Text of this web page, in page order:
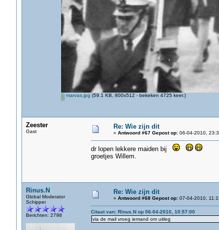
marvas.jpg (59.1 KB, 800x512 - bekeken 4725 keer.)
Zeester
Gast
Re: Wie zijn dit
« Antwoord #67 Gepost op:06-04-2010,
dr lopen lekkere maiden bij
groetjes Willem.
Rinus.N
Global Moderator
Schipper
Berichten: 2798
Re: Wie zijn dit
« Antwoord #68 Gepost op:07-04-2010,
Citaat van: Rinus.N op 06-04-2010, 10:57:00
via de mail vroeg iemand om uitleg